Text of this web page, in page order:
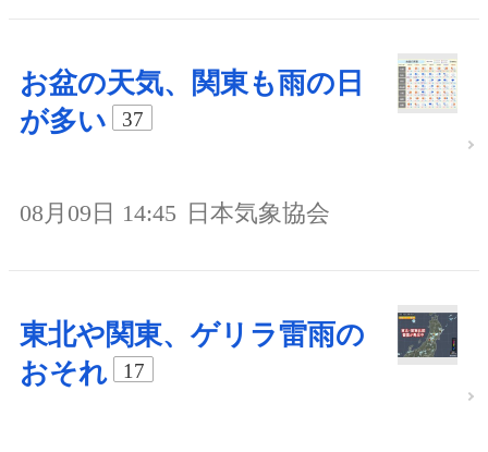
お盆の天気、関東も雨の日
が多い
37
08月09日 14:45 日本気象協会
東北や関東、ゲリラ雷雨の
おそれ
17